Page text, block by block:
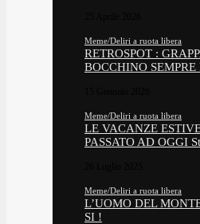
Meme/Deliri a ruota libera
RETROSPOT :
BOCCHINO
Meme/Deliri a ruota libera
LE VACANZE
PASSATO AD OGGI
Meme/Deliri a ruota libera
L’UOMO DEL
SI !